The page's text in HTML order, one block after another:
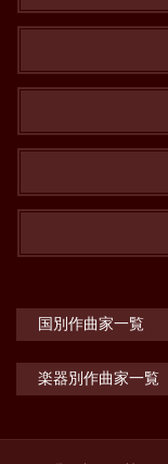
国別作曲家一覧
楽器別作曲家一覧